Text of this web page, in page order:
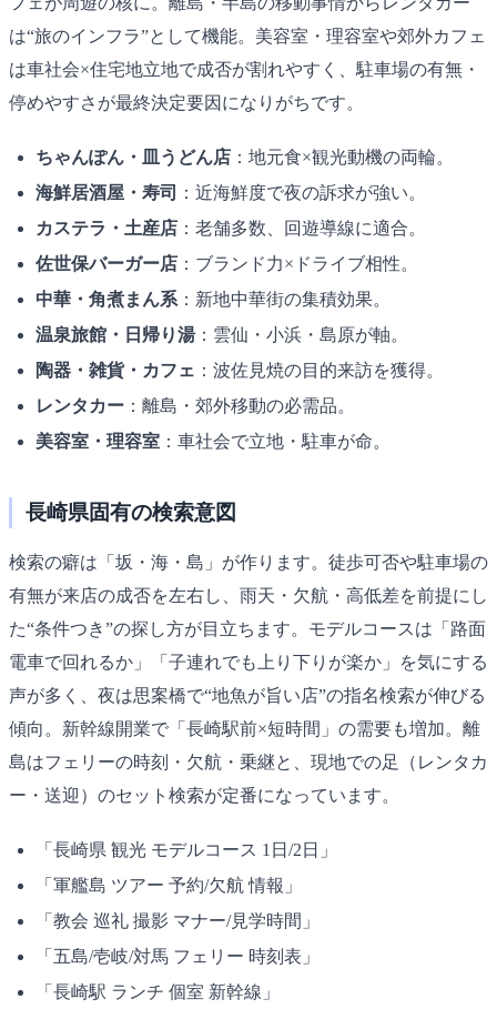
は“旅のインフラ”として機能。美容室・理容室や郊外カフェ
は車社会×住宅地立地で成否が割れやすく、駐車場の有無・
停めやすさが最終決定要因になりがちです。
ちゃんぽん・皿うどん店 ：地元食×観光動機の両輪。
海鮮居酒屋・寿司
：近海鮮度で夜の訴求が強い。
カステラ・土産店 ：老舗多数、回遊導線に適合。
佐世保バーガー店 ：ブランド力×ドライブ相性。
中華・角煮まん系 ：新地中華街の集積効果。
温泉旅館・日帰り湯：雲仙・小浜・島原が軸。
陶器・雑貨・カフェ ：波佐見焼の目的来訪を獲得。
レンタカー ：離島・郊外移動の必需品。
美容室・理容室 ：車社会で立地・駐車が命。
長崎県固有の検索意図
検索の癖は「坂・海・島」が作ります。徒歩可否や駐車場の
有無が来店の成否を左右し、雨天・欠航・高低差を前提にし
た“条件つき”の探し方が目立ちます。モデルコースは「路面
電車で回れるか」「子連れでも上り下りが楽か」を気にする
声が多く、夜は思案橋で“地魚が旨い店”の指名検索が伸びる
傾向。新幹線開業で「長崎駅前×短時間」の需要も増加。離
島はフェリーの時刻・欠航・乗継と、現地での足（レンタカ
ー・送迎）のセット検索が定番になっています。
「長崎県 観光 モデルコース 1日/2日」
「軍艦島 ツアー 予約/欠航 情報」
「教会 巡礼 撮影 マナー/見学時間」
「五島/壱岐/対馬 フェリー 時刻表」
「長崎駅 ランチ 個室 新幹線」